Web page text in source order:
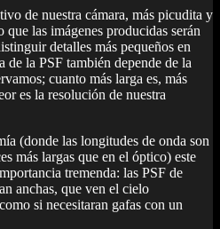
de nuestra cámara, más picudita y
que las imágenes producidas serán
detalles más pequeños en
de la PSF también depende de la
cuanto más larga es, más
es la resolución de nuestra
(donde las longitudes de onda son
más largas que en el óptico) este
tremenda: las PSF de
anchas, que ven el cielo
si necesitaran gafas con un